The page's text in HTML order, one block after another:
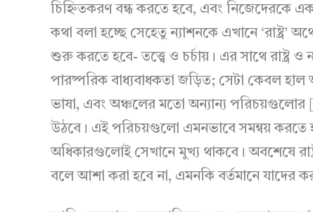
চিহ্নিতকরণ বন্ধ করতে হবে, এবং নিজেদেরকে
কথা বলা হচ্ছে সেহেতু ন্যাশনকে এখানে ‘রাষ্ট্র’
শুরু করতে হবে- তত্ত্বে ও চর্চায়। এর সাথে রাষ্ট্র
পারষ্পরিক বাধ্যবাধকতা জড়িত; সেটা কেবল হাল
ভাষা, এবং অঞ্চলের মতো অন্যান্য পরিচয়গুলোর
উঠবে। এই পরিচয়গুলো এমনভাবে সমন্বয় করতে
অধিকারগুলোই সেখানে মুখ্য থাকবে। অবশেষে
বলে আশা করা হবে না, এমনকি বর্তমানে যাদের